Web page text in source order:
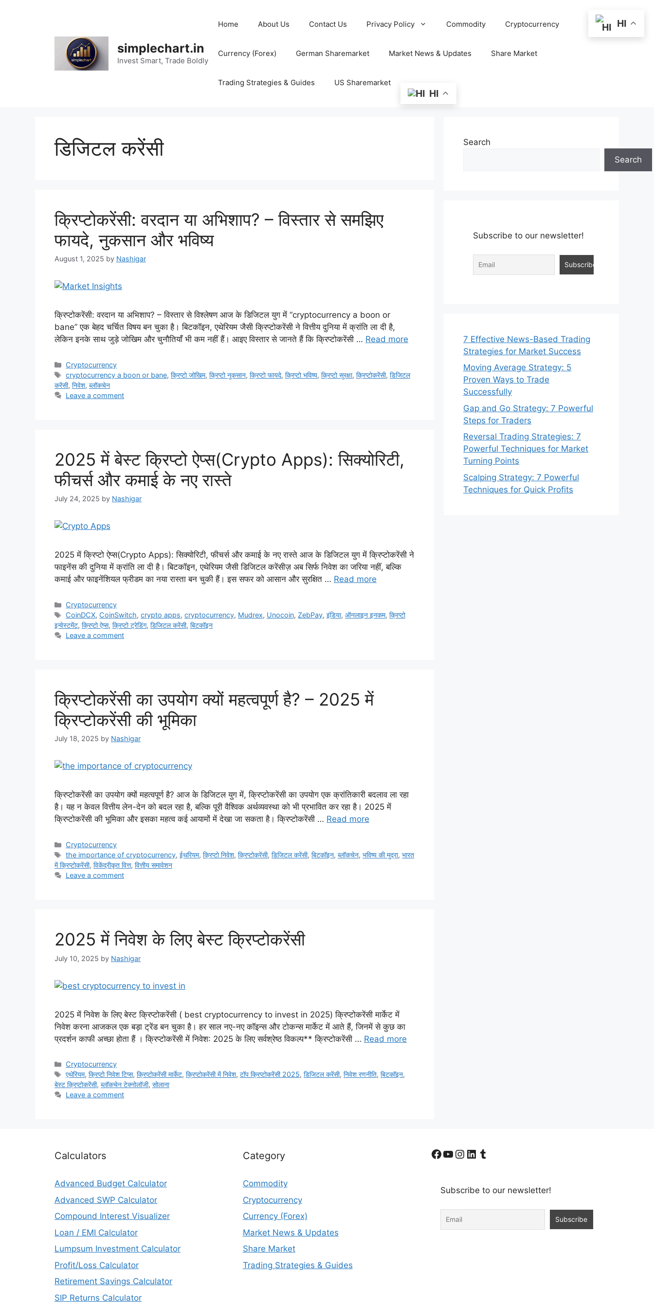
simplechart.in
Invest Smart, Trade Boldly
Home About Us Contact Us Privacy Policy Commodity Cryptocurrency
Currency (Forex) German Sharemarket Market News & Updates Share Market
Trading Strategies & Guides US Sharemarket
HI
डिजिटल करेंसी
क्रिप्टोकरेंसी: वरदान या अभिशाप? – विस्तार से समझिए
फायदे, नुकसान और भविष्य
August 1, 2025 by Nashigar
क्रिप्टोकरेंसी: वरदान या अभिशाप? – विस्तार से विश्लेषण आज के डिजिटल युग में “cryptocurrency a boon or
bane” एक बेहद चर्चित विषय बन चुका है। बिटकॉइन, एथेरियम जैसी क्रिप्टोकरेंसी ने वित्तीय दुनिया में क्रांति ला दी है,
लेकिन इनके साथ जुड़े जोखिम और चुनौतियाँ भी कम नहीं हैं। आइए विस्तार से जानते हैं कि क्रिप्टोकरेंसी … Read more
Categories
Cryptocurrency
Tags
cryptocurrency a boon or bane,क्रिप्टो जोखिम,क्रिप्टो नुकसान,क्रिप्टो फायदे,क्रिप्टो भविष्य,क्रिप्टो सुरक्षा,क्रिप्टोकरेंसी,डिजिटल
करेंसी, निवेश, ब्लॉकचेन
Leave a comment
2025 में बेस्ट क्रिप्टो ऐप्स(Crypto Apps): सिक्योरिटी,
फीचर्स और कमाई के नए रास्ते
July 24, 2025 by Nashigar
2025 में क्रिप्टो ऐप्स(Crypto Apps): सिक्योरिटी, फीचर्स और कमाई के नए रास्ते आज के डिजिटल युग में क्रिप्टोकरेंसी ने
फाइनेंस की दुनिया में क्रांति ला दी है। बिटकॉइन, एथेरियम जैसी डिजिटल करेंसीज़ अब सिर्फ निवेश का जरिया नहीं, बल्कि
कमाई और फाइनेंशियल फ्रीडम का नया रास्ता बन चुकी हैं। इस सफर को आसान और सुरक्षित … Read more
Categories
Cryptocurrency
Tags
CoinDCX, CoinSwitch,crypto apps,cryptocurrency, Mudrex, Unocoin, ZebPay,इंडिया,ऑनलाइन इनकम,क्रिप्टो
इन्वेस्टमेंट, क्रिप्टो ऐप्स, क्रिप्टो ट्रेडिंग, डिजिटल करेंसी, बिटकॉइन
Leave a comment
क्रिप्टोकरेंसी का उपयोग क्यों महत्वपूर्ण है? – 2025 में
क्रिप्टोकरेंसी की भूमिका
July 18, 2025 by Nashigar
क्रिप्टोकरेंसी का उपयोग क्यों महत्वपूर्ण है? आज के डिजिटल युग में, क्रिप्टोकरेंसी का उपयोग एक क्रांतिकारी बदलाव ला रहा
है। यह न केवल वित्तीय लेन-देन को बदल रहा है, बल्कि पूरी वैश्विक अर्थव्यवस्था को भी प्रभावित कर रहा है। 2025 में
क्रिप्टोकरेंसी की भूमिका और इसका महत्व कई आयामों में देखा जा सकता है। क्रिप्टोकरेंसी … Read more
Categories
Cryptocurrency
Tags
the importance of cryptocurrency,ईथरियम,क्रिप्टो निवेश,क्रिप्टोकरेंसी,डिजिटल करेंसी,बिटकॉइन,ब्लॉकचेन,भविष्य की मुद्रा,भारत
में क्रिप्टोकरेंसी, विकेंद्रीकृत वित्त, वित्तीय समावेशन
Leave a comment
2025 में निवेश के लिए बेस्ट क्रिप्टोकरेंसी
July 10, 2025 by Nashigar
2025 में निवेश के लिए बेस्ट क्रिप्टोकरेंसी ( best cryptocurrency to invest in 2025) क्रिप्टोकरेंसी मार्केट में
निवेश करना आजकल एक बड़ा ट्रेंड बन चुका है। हर साल नए-नए कॉइन्स और टोकन्स मार्केट में आते हैं, जिनमें से कुछ का
प्रदर्शन काफी अच्छा होता हैं । क्रिप्टोकरेंसी में निवेश: 2025 के लिए सर्वश्रेष्ठ विकल्प** क्रिप्टोकरेंसी … Read more
Categories
Cryptocurrency
Tags
एथेरियम,क्रिप्टो निवेश टिप्स,क्रिप्टोकरेंसी मार्केट,क्रिप्टोकरेंसी में निवेश,टॉप क्रिप्टोकरेंसी 2025,डिजिटल करेंसी,निवेश रणनीति,बिटकॉइन,
बेस्ट क्रिप्टोकरेंसी, ब्लॉकचेन टेक्नोलॉजी, सोलाना
Leave a comment
Search
Search
Subscribe to our newsletter!
7 Effective News-Based Trading
Strategies for Market Success
Moving Average Strategy: 5
Proven Ways to Trade
Successfully
Gap and Go Strategy: 7 Powerful
Steps for Traders
Reversal Trading Strategies: 7
Powerful Techniques for Market
Turning Points
Scalping Strategy: 7 Powerful
Techniques for Quick Profits
Calculators
Advanced Budget Calculator
Advanced SWP Calculator
Compound Interest Visualizer
Loan / EMI Calculator
Lumpsum Investment Calculator
Profit/Loss Calculator
Retirement Savings Calculator
SIP Returns Calculator
Category
Commodity
Cryptocurrency
Currency (Forex)
Market News & Updates
Share Market
Trading Strategies & Guides
Facebook
YouTube
Instagram
LinkedIn
Tumblr
Subscribe to our newsletter!
HI